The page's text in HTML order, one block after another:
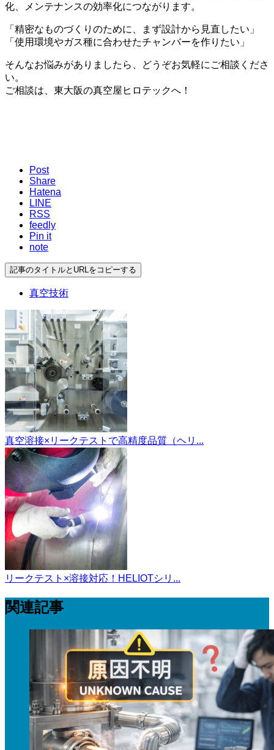
化、メンテナンスの効率化につながります。
「精密なものづくりのために、まず設計から見直したい」
「使用環境やガス種に合わせたチャンバーを作りたい」
そんなお悩みがありましたら、どうぞお気軽にご相談くださ
い。
ご相談は、東大阪の真空屋ヒロテックへ！
Post
Share
Hatena
LINE
RSS
feedly
Pin it
note
記事のタイトルとURLをコピーする
真空技術
真空溶接×リークテストで高精度品質（ヘリ...
リークテスト×溶接対応！HELIOTシリ...
関連記事